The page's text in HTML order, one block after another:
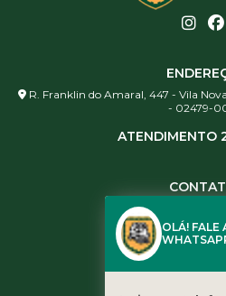
R. Franklin do Amaral, 447 - Vila
- 02479-
ATENDIMENTO
(11) 3461-
OLÁ! FALE